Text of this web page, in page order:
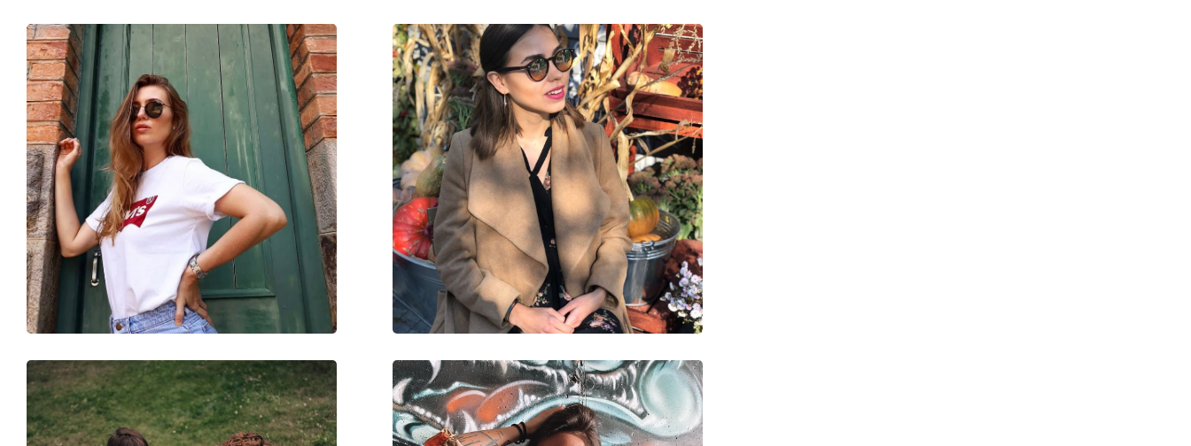
Krpa za čišćenje:
Da
Ostalo
Spol:
Unisex
Kategorija:
Sunčane naočale
Marka:
Ray-Ban
Upotreba:
Moda
Kod:
RB3647N 9069A5 51
Dostupno na recept: